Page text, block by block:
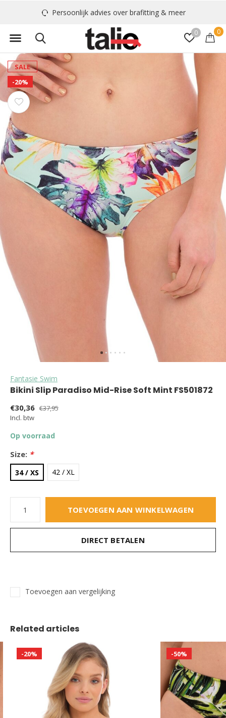
0 0
Persoonlijk advies over brafitting & meer
SALE
-20%
Fantasie Swim
Bikini Slip Paradiso Mid-Rise Soft Mint FS501872
€30,36 €37,95
Incl. btw
Op voorraad
Size: *
34 / XS 42 / XL
TOEVOEGEN AAN WINKELWAGEN
DIRECT BETALEN
Toevoegen aan vergelijking
Related articles
-20% -50%